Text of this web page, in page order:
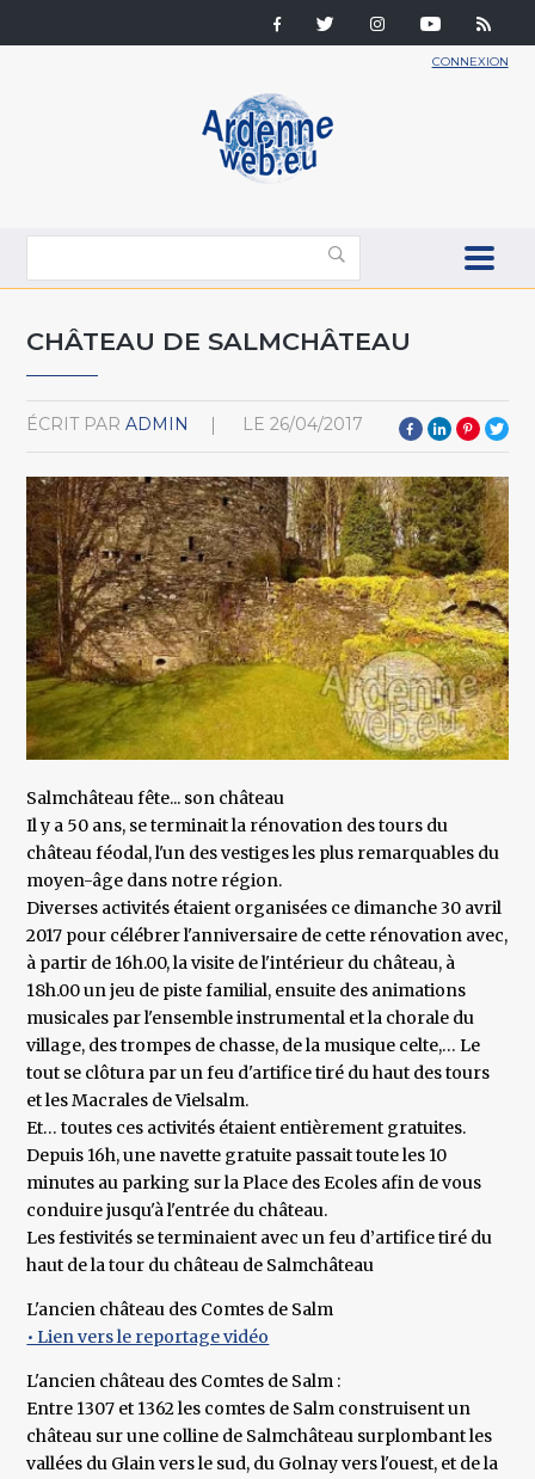
CONNEXION
CHÂTEAU DE SALMCHÂTEAU
ÉCRIT PAR ADMIN LE 26/04/2017
Salmchâteau fête... son château
Il y a 50 ans, se terminait la rénovation des tours du
château féodal, l'un des vestiges les plus remarquables du
moyen-âge dans notre région.
Diverses activités étaient organisées ce dimanche 30 avril
2017 pour célébrer l'anniversaire de cette rénovation avec,
à partir de 16h.00, la visite de l'intérieur du château, à
18h.00 un jeu de piste familial, ensuite des animations
musicales par l'ensemble instrumental et la chorale du
village, des trompes de chasse, de la musique celte,… Le
tout se clôtura par un feu d'artifice tiré du haut des tours
et les Macrales de Vielsalm.
Et… toutes ces activités étaient entièrement gratuites.
Depuis 16h, une navette gratuite passait toute les 10
minutes au parking sur la Place des Ecoles afin de vous
conduire jusqu'à l'entrée du château.
Les festivités se terminaient avec un feu d’artifice tiré du
haut de la tour du château de Salmchâteau
L'ancien château des Comtes de Salm
• Lien vers le reportage vidéo
L'ancien château des Comtes de Salm :
Entre 1307 et 1362 les comtes de Salm construisent un
château sur une colline de Salmchâteau surplombant les
vallées du Glain vers le sud, du Golnay vers l'ouest, et de la